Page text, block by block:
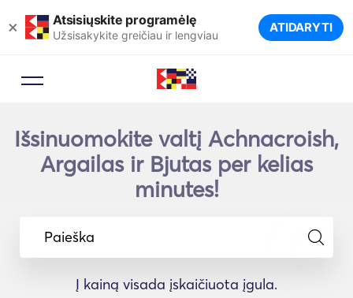
× Atsisiųskite programėlę
Užsisakykite greičiau ir lengviau ATIDARYTI
Išsinuomokite valtį Achnacroish,
Argailas ir Bjutas per kelias
minutes!
Paieška
Į kainą visada įskaičiuota įgula.